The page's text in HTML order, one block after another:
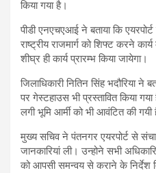
किया गया है।
पीडी एनएचएआई ने बताया कि
राष्ट्रीय राजमार्ग को शिफ्ट करने
शीघ्र ही कार्य प्रारम्भ किया जायेगा।
जिलाधिकारी नितिन सिंह भदौरिया ने
पर गेस्टहाउस भी प्रस्तावित किया
लगी भूमि आर्मी को भी आवंटित की गयी
मुख्य सचिव ने पंतनगर एयरपोर्ट से
जानकारियां ली। उन्होने सभी
को आपसी समन्वय से कराने के निर्देश